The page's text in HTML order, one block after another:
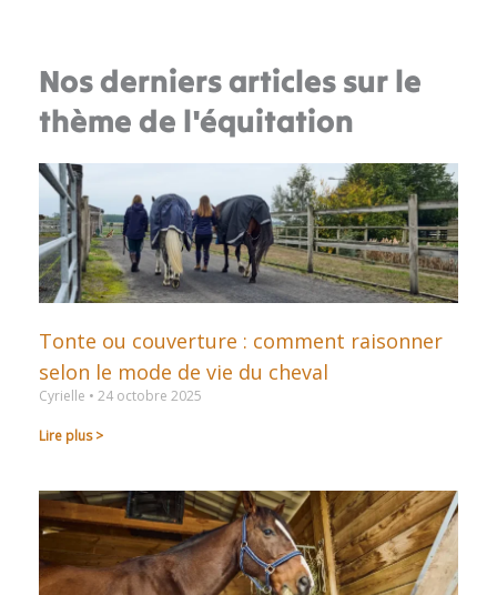
Nos derniers articles sur le
thème de l'équitation
Tonte ou couverture : comment raisonner
selon le mode de vie du cheval
Cyrielle 24 octobre 2025
Lire plus >